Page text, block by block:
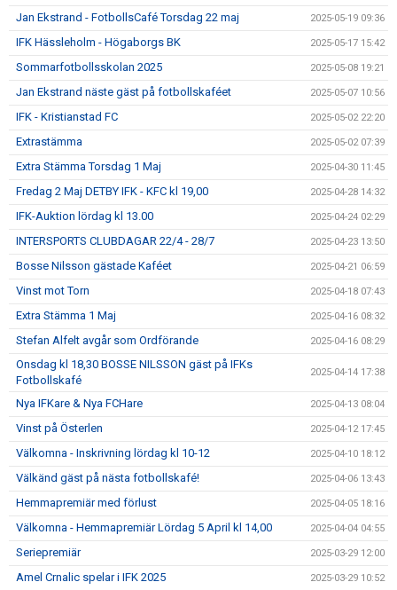
Jan Ekstrand - FotbollsCafé Torsdag 22 maj 2025-05-19 09:36
IFK Hässleholm - Högaborgs BK 2025-05-17 15:42
Sommarfotbollsskolan 2025 2025-05-08 19:21
Jan Ekstrand näste gäst på fotbollskaféet 2025-05-07 10:56
IFK - Kristianstad FC 2025-05-02 22:20
Extrastämma 2025-05-02 07:39
Extra Stämma Torsdag 1 Maj 2025-04-30 11:45
Fredag 2 Maj DETBY IFK - KFC kl 19,00 2025-04-28 14:32
IFK-Auktion lördag kl 13.00 2025-04-24 02:29
INTERSPORTS CLUBDAGAR 22/4 - 28/7 2025-04-23 13:50
Bosse Nilsson gästade Kaféet 2025-04-21 06:59
Vinst mot Torn 2025-04-18 07:43
Extra Stämma 1 Maj 2025-04-16 08:32
Stefan Alfelt avgår som Ordförande 2025-04-16 08:29
Onsdag kl 18,30 BOSSE NILSSON gäst på IFKs
Fotbollskafé
2025-04-14 17:38
Nya IFKare & Nya FCHare 2025-04-13 08:04
Vinst på Österlen 2025-04-12 17:45
Välkomna - Inskrivning lördag kl 10-12 2025-04-10 18:12
Välkänd gäst på nästa fotbollskafé! 2025-04-06 13:43
Hemmapremiär med förlust 2025-04-05 18:16
Välkomna - Hemmapremiär Lördag 5 April kl 14,00 2025-04-04 04:55
Seriepremiär 2025-03-29 12:00
Amel Crnalic spelar i IFK 2025 2025-03-29 10:52